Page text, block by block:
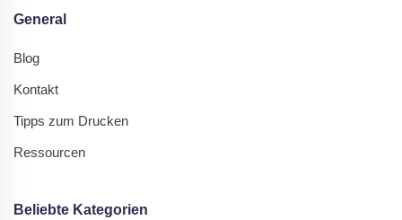
General
Blog
Kontakt
Tipps zum Drucken
Ressourcen
Beliebte Kategorien